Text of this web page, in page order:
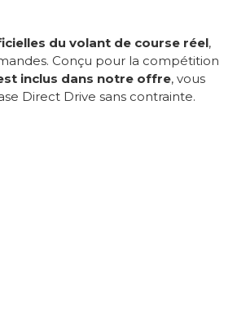
du volant de course réel,
Conçu pour la compétition
inclus dans notre offre, vous
Direct Drive sans contrainte.